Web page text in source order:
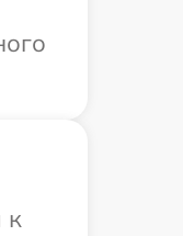
к